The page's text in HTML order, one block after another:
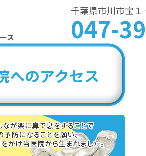
ス
千葉県市川市宝１
047-
へのアクセス